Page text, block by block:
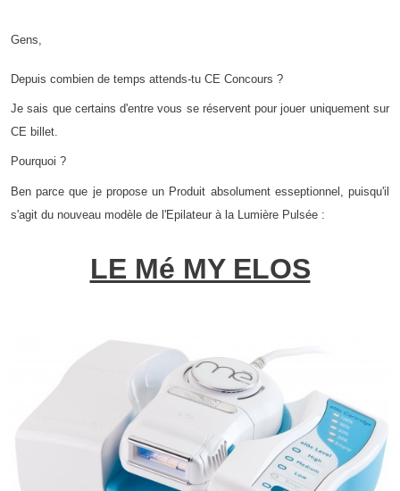
Gens,
Depuis combien de temps attends-tu CE Concours ?
Je sais que certains d'entre vous se réservent pour jouer uniquement sur
CE billet.
Pourquoi ?
Ben parce que je propose un Produit absolument esseptionnel, puisqu'il
s'agit du nouveau modèle de l'Epilateur à la Lumière Pulsée :
LE Mé MY ELOS